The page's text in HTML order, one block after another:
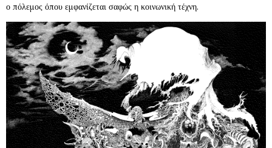
ο πόλεμος όπου εμφανίζεται σαφώς η κοινωνική τέχνη.